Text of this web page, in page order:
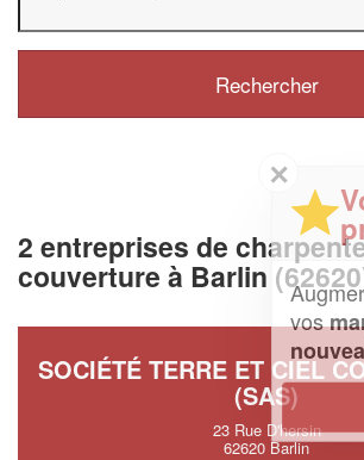
2 entreprises de
couverture à Barlin
SOCIÉTÉ TERRE ET CIEL
(SAS)
23 Rue D'hersin
62620 Barlin
Vous êtes
Augmentez votre
vosmargestout en
nouveaux clients!
En savoir